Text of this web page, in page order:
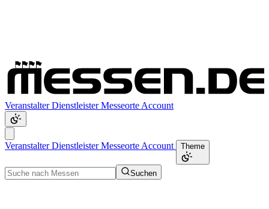
VeranstalterDienstleisterMesseorte Account
VeranstalterDienstleisterMesseorte Account Theme
Suchen